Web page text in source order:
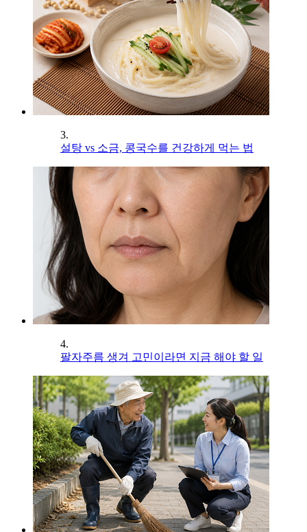
3.
설탕 vs 소금, 콩국수를 건강하게 먹는 법
4.
팔자주름 생겨 고민이라면 지금 해야 할 일